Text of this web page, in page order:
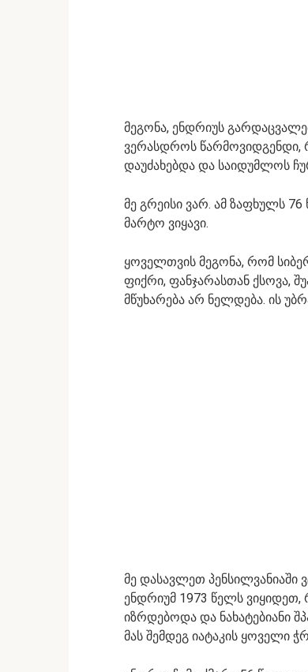
მეგონა, ენდრიუს
ვერასდროს წარმოვიდგენდი,
დაუძახებდა და საიდუმლოს
მე გრეისი ვარ. ამ ზაფხულს
მარტო ვიყავი.
ყოველთვის მეგონა, რომ
ფიქრი, ფანჯარასთან ქსოვა,
მწუხარება არ ნელდება. ის
მე დასავლეთ
ენდრიუმ 1973 წელს
იზრდებოდა და ნახატებიანი
მას შემდეგ იატაკის ყოველი